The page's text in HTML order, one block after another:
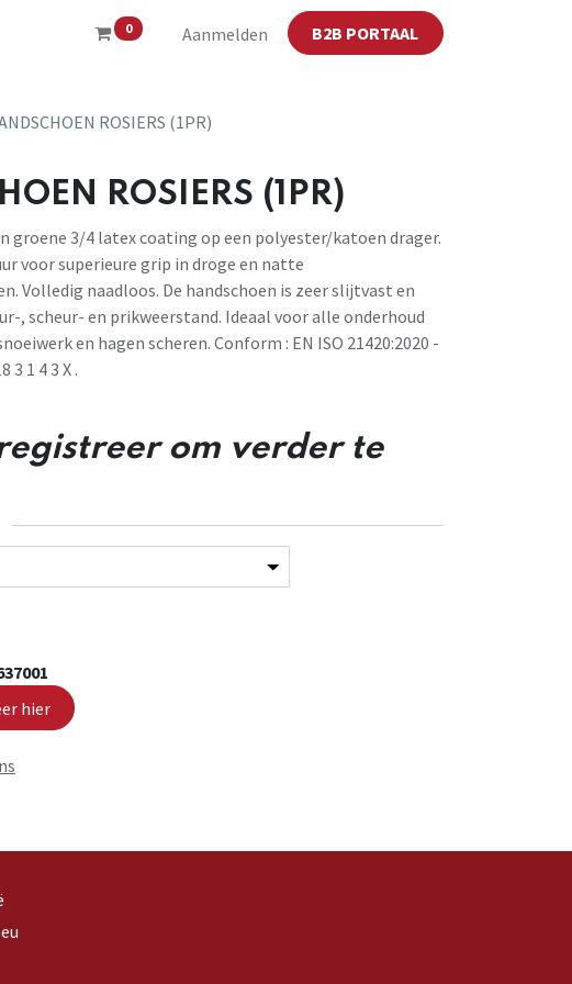
0 Aanmelden B2B PORTAAL
ROSIERS (1PR)
ROSIERS (1PR)
groene 3/4 latex coating op een polyester/katoen drager.
voor superieure grip in droge en natte
Volledig naadloos. De handschoen is zeer slijtvast en
, scheur- en prikweerstand. Ideaal voor alle onderhoud
en hagen scheren. Conform : EN ISO 21420:2020 -
3 1 4 3 X .
om verder te
hier